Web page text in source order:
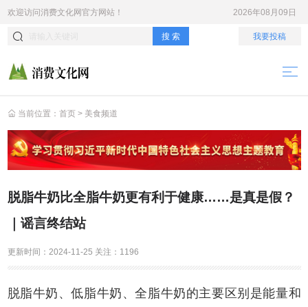
欢迎访问消费文化网官方网站！ 2026年08月09日
搜 索 我要投稿
当前位置： 首页 > 美食频道
脱脂牛奶比全脂牛奶更有利于健康……是真是假？
｜谣言终结站
更新时间： 2024-11-25 关注： 1196
脱脂牛奶、低脂牛奶、全脂牛奶的主要区别是能量和